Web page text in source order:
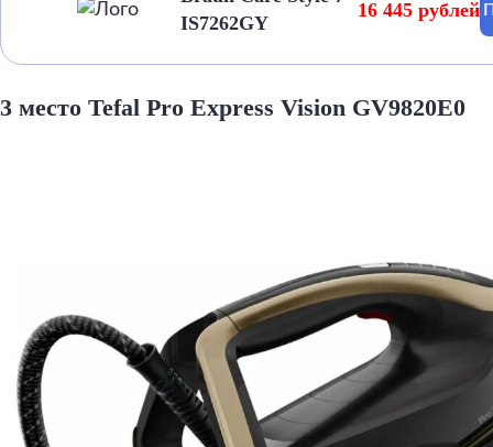
IS7262GY
16 445 рублей
3 место Tefal Pro Express Vision GV9820E0